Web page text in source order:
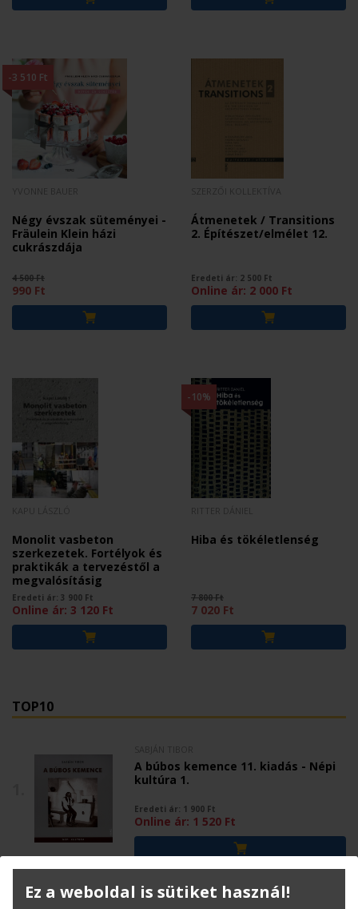
-3 510 Ft
Négy évszak süteményei -
Fräulein Klein házi
cukrászdája
4 500 Ft
990 Ft
Átmenetek / Transitions
2. Építészet/elmélet 12.
Eredeti ár: 2 500 Ft
Online ár: 2 000 Ft
Monolit vasbeton
szerkezetek. Fortélyok és
praktikák a tervezéstől a
megvalósításig
Eredeti ár: 3 900 Ft
Online ár: 3 120 Ft
-10%
Hiba és tökéletlenség
7 800 Ft
7 020 Ft
TOP10
A búbos kemence 11. kiadás - Népi
kultúra 1.
Eredeti ár: 1 900 Ft
Online ár: 1 520 Ft
Ez a weboldal is sütiket használ!